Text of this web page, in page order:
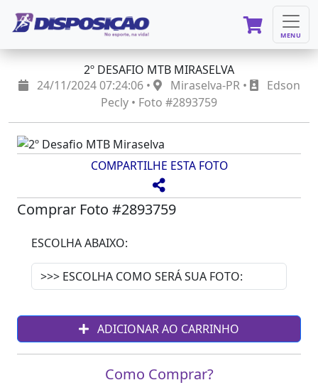
MENU
2º DESAFIO MTB MIRASELVA
24/11/2024 07:24:06 •
Miraselva-PR •
Edson
Pecly • Foto #2893759
COMPARTILHE ESTA FOTO
Comprar Foto #2893759
ESCOLHA ABAIXO:
ADICIONAR AO CARRINHO
Como Comprar?